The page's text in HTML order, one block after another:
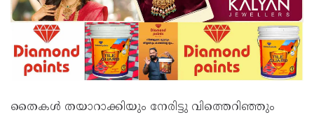
തൈകൾ തയാറാക്കിയും നേരിട്ടു വിത്തെറിഞ്ഞും